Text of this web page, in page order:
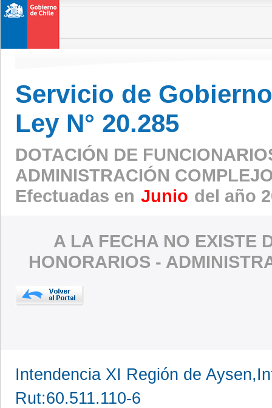
Servicio de
Ley N° 20.285
DOTACIÓN DE
ADMINISTRACIÓN
Efectuadas en Junio del año
A LA FECHA NO EXISTE
HONORARIOS -
Intendencia XI Región de
Rut:60.511.110-6